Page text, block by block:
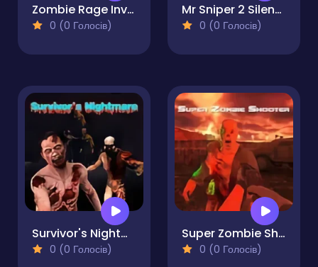
Zombie Rage Invasion
0 (0 Голосів)
Mr Sniper 2 Silent Assassin
0 (0 Голосів)
Survivor's Nightmare
0 (0 Голосів)
Super Zombie Shooter
0 (0 Голосів)